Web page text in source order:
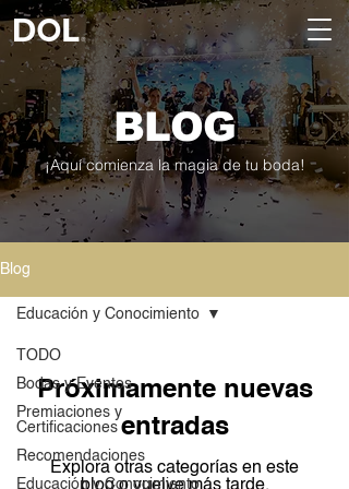
BLOG
¡Aquí comienza la magia de tu boda!
Blog
TODO
Bodas y Eventos
Premiaciones y
Certificaciones
Recomendaciones
Educación y Conocimiento
Educación y Conocimiento
Próximamente nuevas
entradas
Explora otras categorías en este